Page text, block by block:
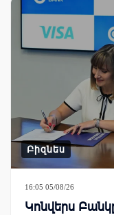
Բիզնես
16:05 05/08/26
Կոնվերս